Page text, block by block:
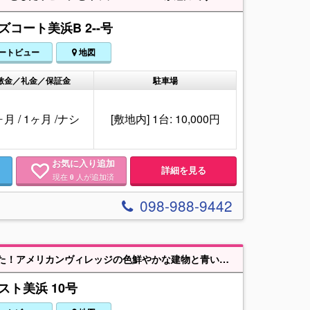
コート美浜B 2--号
トビュー 地図
金／礼金／保証金 駐車場
月 / 1ヶ月 /ナシ [敷地内] 1台: 10,000円
お気に入り追加
現在0 人が追加済 詳細を見る
098-988-9442
人気のアメリカンヴィレッジ向かいのオーシャンヴューマンション賃貸出ました！アメリカンヴィレッジの色鮮やかな建物と青い海がバルコニーから眺められる心地良さ、毎週末夜空を花火が染めてくれます。家電付き、駐車場1台無料、是非内覧してみませんか？お問い合わせお待ちいたしております。
ト美浜 10号